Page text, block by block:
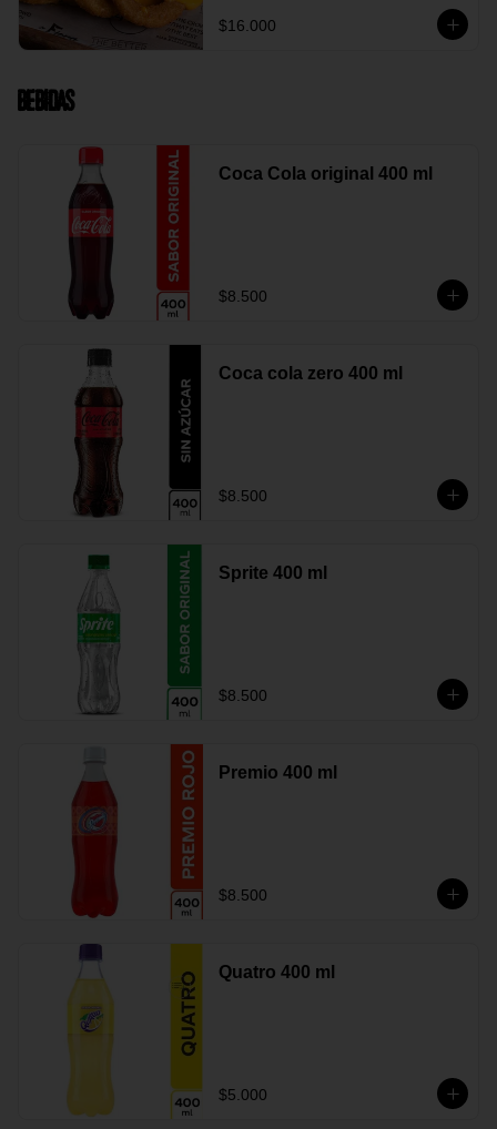
$16.000
Bebidas
Coca Cola original 400 ml
$8.500
Coca cola zero 400 ml
$8.500
Sprite 400 ml
$8.500
Premio 400 ml
$8.500
Quatro 400 ml
$5.000